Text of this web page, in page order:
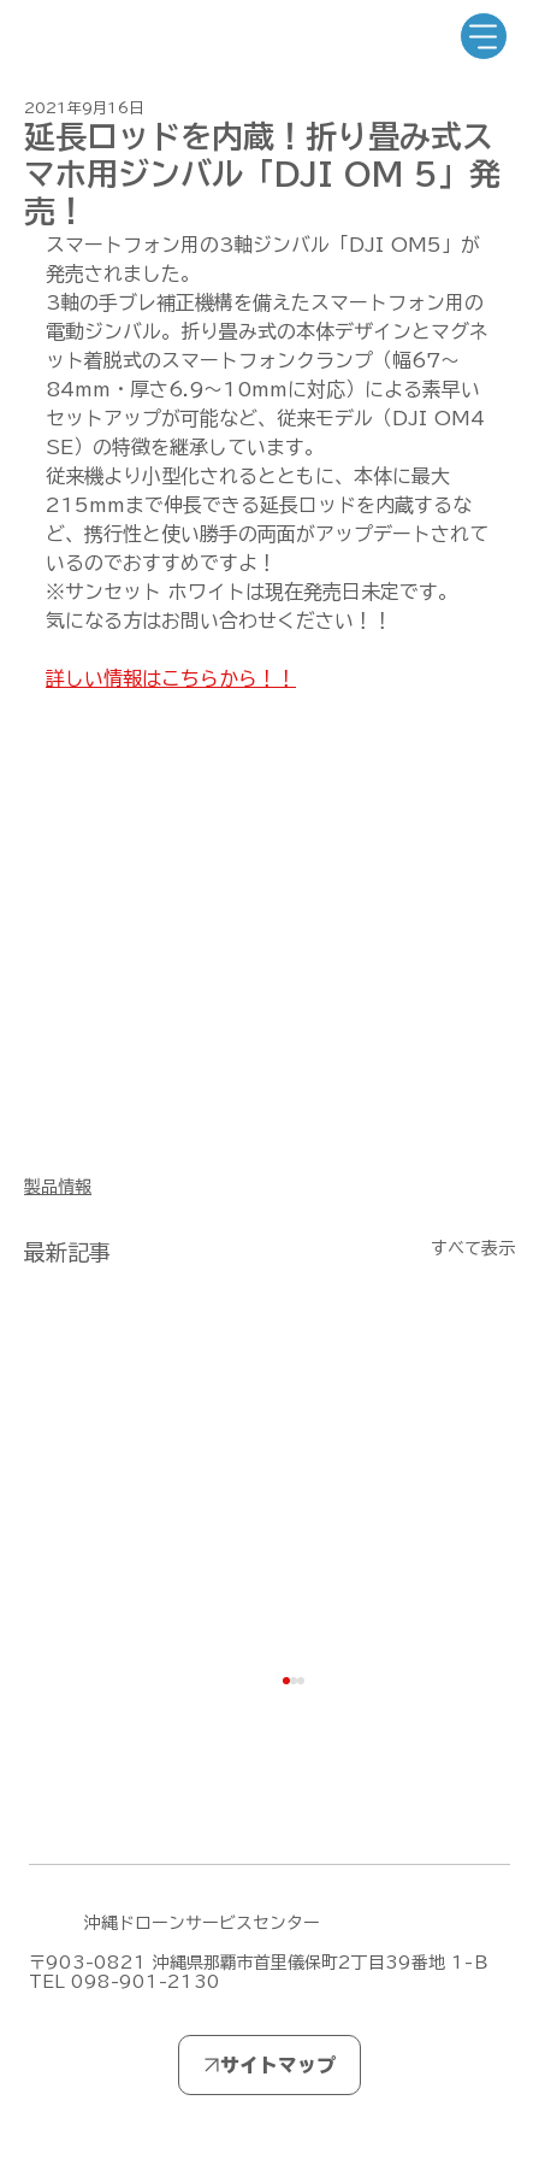
延長ロッドを内蔵！折り畳み式ス
マホ用ジンバル「DJI OM 5」発
売！
2021年9月16日
スマートフォン用の3軸ジンバル「DJI OM5」が
発売されました。
3軸の手ブレ補正機構を備えたスマートフォン用の
電動ジンバル。折り畳み式の本体デザインとマグネ
ット着脱式のスマートフォンクランプ（幅67〜
84mm・厚さ6.9〜10mmに対応）による素早い
セットアップが可能など、従来モデル（DJI OM4
SE）の特徴を継承しています。
従来機より小型化されるとともに、本体に最大
215mmまで伸長できる延長ロッドを内蔵するな
ど、携行性と使い勝手の両面がアップデートされて
いるのでおすすめですよ！
※サンセット ホワイトは現在発売日未定です。
気になる方はお問い合わせください！！
詳しい情報はこちらから！！
製品情報
最新記事 すべて表示
DJIがMic Mini シリーズの新作「DJI
沖縄ドローンサービスセンター
〒903-0821 沖縄県那覇市首里儀保町2丁目39番地 1-Ｂ
TEL 098-901-2130